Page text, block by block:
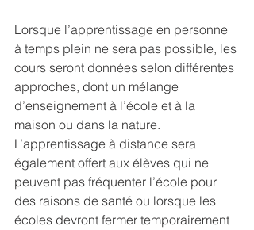
Lorsque l’apprentissage en personne
à temps plein ne sera pas possible, les
cours seront données selon différentes
approches, dont un mélange
d’enseignement à l’école et à la
maison ou dans la nature.
L’apprentissage à distance sera
également offert aux élèves qui ne
peuvent pas fréquenter l’école pour
des raisons de santé ou lorsque les
écoles devront fermer temporairement